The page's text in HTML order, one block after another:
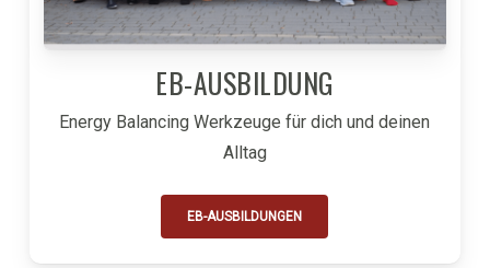
EB-AUSBILDUNG
Energy Balancing Werkzeuge für dich und deinen
Alltag
EB-AUSBILDUNGEN